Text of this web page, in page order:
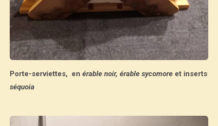
Porte-serviettes, en érable noir, érable sycomore et inserts
séquoia